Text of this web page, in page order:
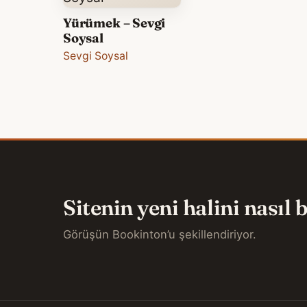
Yürümek – Sevgi
Soysal
Sevgi Soysal
Sitenin yeni halini nasıl
Görüşün Bookinton’u şekillendiriyor.